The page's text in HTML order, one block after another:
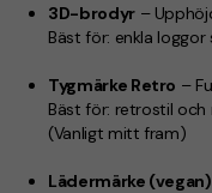
3D-brodyr–
Bäst för: enkla
Tygmärke Retro –
Bäst för: retrostil och
(Vanligt mitt fram)
Lädermärke (vegan)